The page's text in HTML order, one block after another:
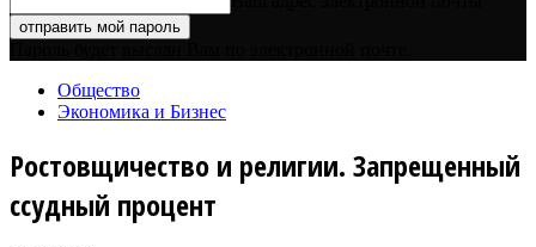
Общество
Экономика и Бизнес
Ростовщичество и религии. Запрещенный
ссудный процент